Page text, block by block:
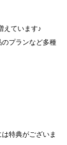
えています♪
プランなど多種
特典がございま